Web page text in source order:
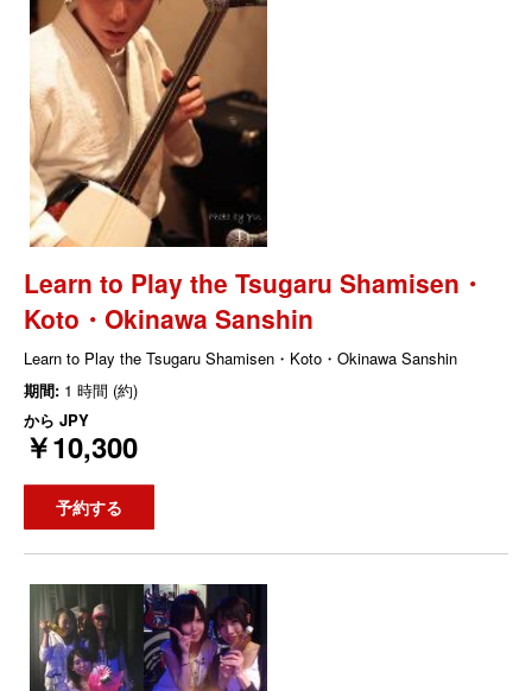
Learn to Play the Tsugaru Shamisen・
Koto・Okinawa Sanshin
Learn to Play the Tsugaru Shamisen・Koto・Okinawa Sanshin
期間: 1 時間 (約)
から JPY
￥10,300
予約する